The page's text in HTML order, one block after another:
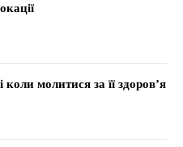
молитися за її здоров’я